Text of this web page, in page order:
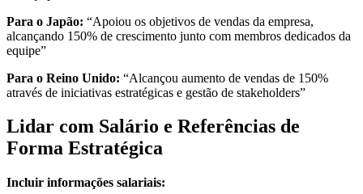
Para o Japão: “Apoiou os objetivos de vendas da empresa,
alcançando 150% de crescimento junto com membros dedicados da
equipe”
Para o Reino Unido: “Alcançou aumento de vendas de 150%
através de iniciativas estratégicas e gestão de stakeholders”
Lidar com Salário e Referências de
Forma Estratégica
Incluir informações salariais: